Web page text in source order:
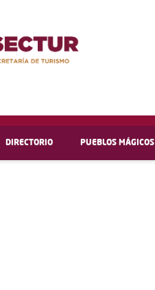
DIRECTORIO PUEBLOS MÁGICOS